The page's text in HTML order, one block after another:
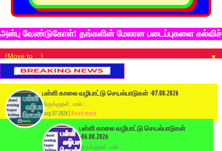
தங்களின் மேலான படைப்புகளை கல்விச்சுடர்
▼
பள்ளி காலை வழிபாட்டு செயல்பாடுகள் -07.08.2026
திருக்குறள்: பால் :...
Aug 07 2026 |
Read more
பள்ளி காலை வழிபாட்டு செயல்பாடுகள்
-06.08.2026
திருக்குறள்: பால் :...